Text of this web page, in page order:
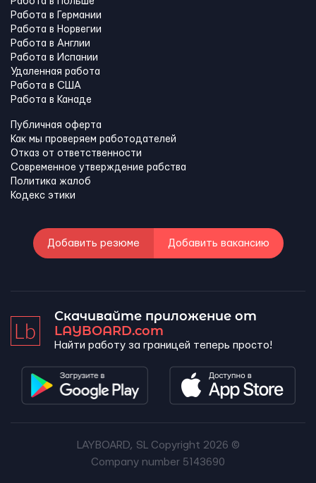
Работа в Германии
Работа в Норвегии
Работа в Англии
Работа в Испании
Удаленная работа
Работа в США
Работа в Канадe
Публичная оферта
Как мы проверяем работодателей
Отказ от ответственности
Современное утверждение рабства
Политика жалоб
Кодекс этики
Добавить резюме Добавить вакансию
Скачивайте приложение от
LAYBOARD.com
Найти работу за границей теперь просто!
LAYBOARD, SL Copyright 2026 ©
Company number 5143690